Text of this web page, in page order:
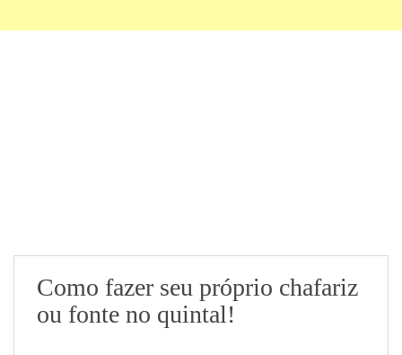
Como fazer seu próprio chafariz
ou fonte no quintal!